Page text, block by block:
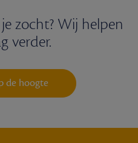
zocht? Wij helpen
verder.
de hoogte